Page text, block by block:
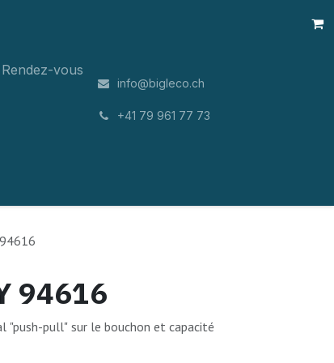
Rendez-vous
info@bigleco.ch
+41 79 961 77 73
94616
"push-pull" sur le bouchon et capacité